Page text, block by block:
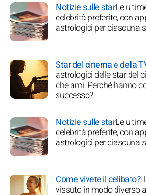
Notizie sulle starLe
celebrità preferite, con
astrologici per ciascuna
Star del cinema e della
astrologici delle star del
che ami. Perché hanno
successo?
Notizie sulle starLe
celebrità preferite, con
astrologici per ciascuna
Come vivete il celibato?
vissuto in modo diverso